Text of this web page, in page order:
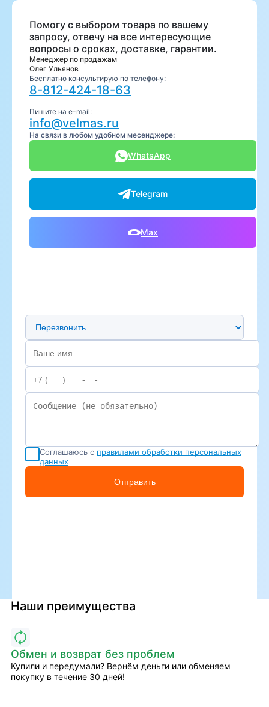
Помогу с выбором товара по вашему
запросу, отвечу на все интересующие
вопросы о сроках, доставке, гарантии.
Менеджер по продажам
Олег Ульянов
Бесплатно консультирую по телефону:
8-812-424-18-63
Пишите на e-mail:
info@velmas.ru
На связи в любом удобном месенджере:
WhatsApp
Telegram
Max
Предпочтительный способ связи
Соглашаюсь с правилами обработки персональных
данных
Отправить
Наши преимущества
Обмен и возврат без проблем
Купили и передумали? Вернём деньги или обменяем
покупку в течение 30 дней!